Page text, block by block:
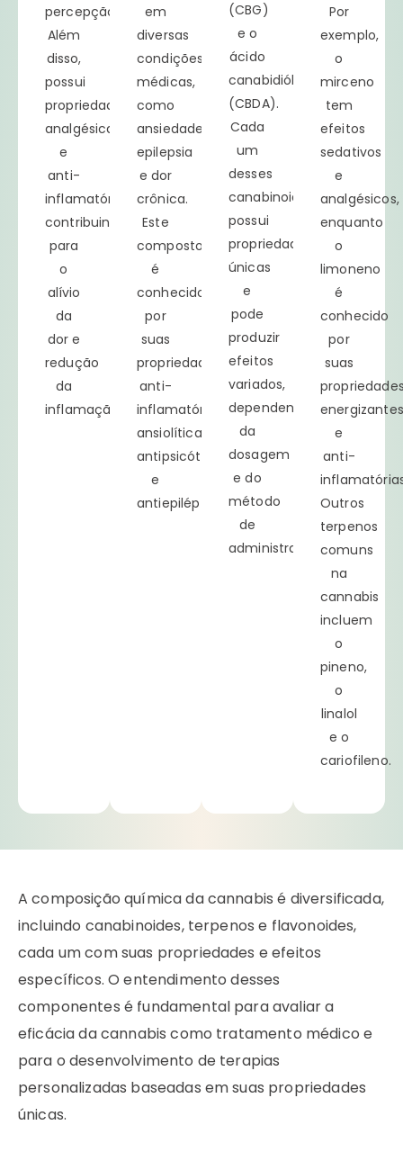
percepção.
Além
disso,
possui
propriedades
analgésicas
e
anti-
inflamatórias,
contribuindo
para
o
alívio
da
dor e
redução
da
inflamação.
em
diversas
condições
médicas,
como
ansiedade,
epilepsia
e dor
crônica.
Este
composto
é
conhecido
por
suas
propriedades
anti-
inflamatórias,
ansiolíticas,
antipsicóticas
e
antiepilépticas.
(CBG)
e o
ácido
canabidiólico
(CBDA).
Cada
um
desses
canabinoides
possui
propriedades
únicas
e
pode
produzir
efeitos
variados,
dependendo
da
dosagem
e do
método
de
administração.
Por
exemplo,
o
mirceno
tem
efeitos
sedativos
e
analgésicos,
enquanto
o
limoneno
é
conhecido
por
suas
energizantes
e
anti-
Outros
terpenos
comuns
na
cannabis
incluem
o
pineno,
o
linalol
e o
cariofileno.
A composição química da cannabis é diversificada,
incluindo canabinoides, terpenos e flavonoides,
cada um com suas propriedades e efeitos
específicos. O entendimento desses
componentes é fundamental para avaliar a
eficácia da cannabis como tratamento médico e
para o desenvolvimento de terapias
personalizadas baseadas em suas propriedades
únicas.